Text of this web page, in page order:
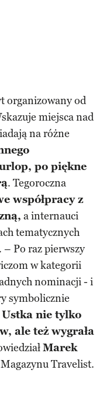
organizowany od
miejsca nad
na różne
po piękne
. Tegoroczna
współpracy z
a internauci
tematycznych
Po raz pierwszy
w kategorii
nominacji - i
symbolicznie
Ustka nie tylko
ale też wygrała
Marek
Travelist.